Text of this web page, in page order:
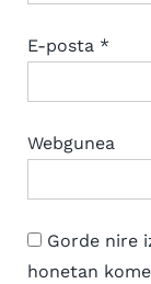
E-posta *
Webgunea
Gorde nire
honetan